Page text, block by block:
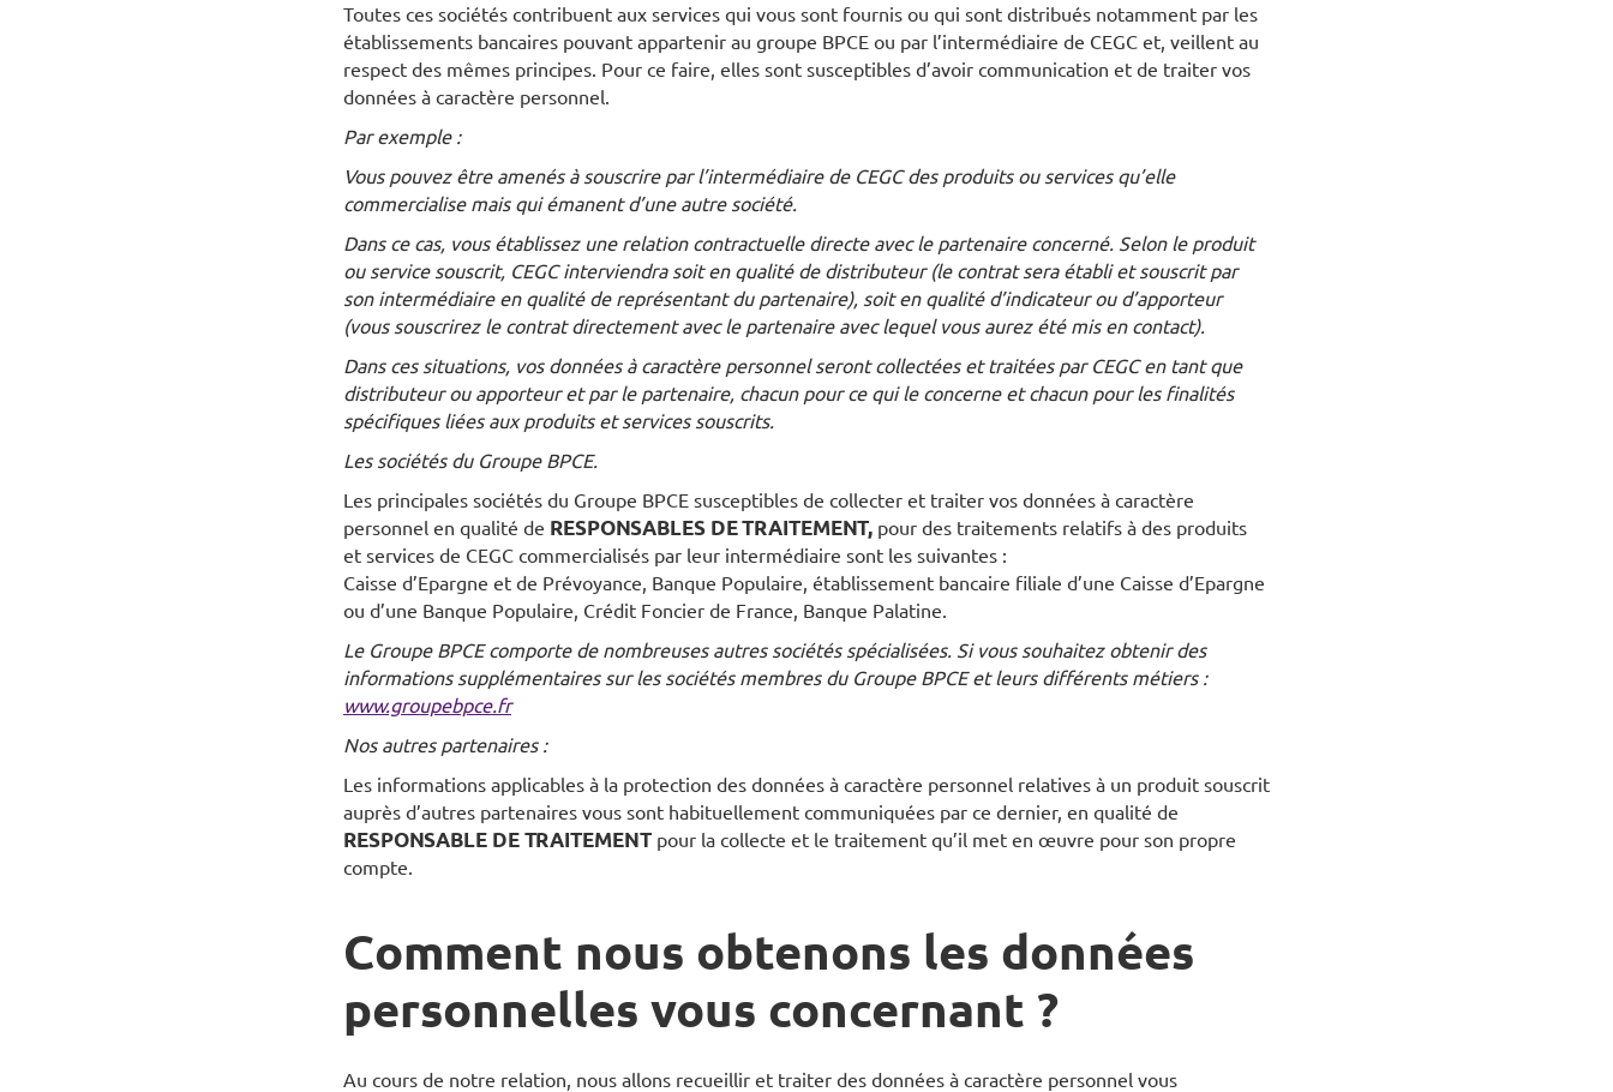
Toutes ces sociétés contribuent aux services qui vous sont fournis ou qui sont distribués notamment par les
établissements bancaires pouvant appartenir au groupe BPCE ou par l’intermédiaire de CEGC et, veillent au
respect des mêmes principes. Pour ce faire, elles sont susceptibles d’avoir communication et de traiter vos
données à caractère personnel.
Par exemple :
Vous pouvez être amenés à souscrire par l’intermédiaire de CEGC des produits ou services qu’elle
commercialise mais qui émanent d’une autre société.
Dans ce cas, vous établissez une relation contractuelle directe avec le partenaire concerné. Selon le produit
ou service souscrit, CEGC interviendra soit en qualité de distributeur (le contrat sera établi et souscrit par
son intermédiaire en qualité de représentant du partenaire), soit en qualité d’indicateur ou d’apporteur
(vous souscrirez le contrat directement avec le partenaire avec lequel vous aurez été mis en contact).
Dans ces situations, vos données à caractère personnel seront collectées et traitées par CEGC en tant que
distributeur ou apporteur et par le partenaire, chacun pour ce qui le concerne et chacun pour les finalités
spécifiques liées aux produits et services souscrits.
Les sociétés du Groupe BPCE.
Les principales sociétés du Groupe BPCE susceptibles de collecter et traiter vos données à caractère
personnel en qualité de RESPONSABLES DE TRAITEMENT, pour des traitements relatifs à des produits
et services de CEGC commercialisés par leur intermédiaire sont les suivantes :
Caisse d’Epargne et de Prévoyance, Banque Populaire, établissement bancaire filiale d’une Caisse d’Epargne
ou d’une Banque Populaire, Crédit Foncier de France, Banque Palatine.
Le Groupe BPCE comporte de nombreuses autres sociétés spécialisées. Si vous souhaitez obtenir des
informations supplémentaires sur les sociétés membres du Groupe BPCE et leurs différents métiers :
www.groupebpce.fr
Nos autres partenaires :
Les informations applicables à la protection des données à caractère personnel relatives à un produit souscrit
auprès d’autres partenaires vous sont habituellement communiquées par ce dernier, en qualité de
RESPONSABLE DE TRAITEMENTpour la collecte et le traitement qu’il met en œuvre pour son propre
compte.
Comment nous obtenons les données
personnelles vous concernant ?
Au cours de notre relation, nous allons recueillir et traiter des données à caractère personnel vous